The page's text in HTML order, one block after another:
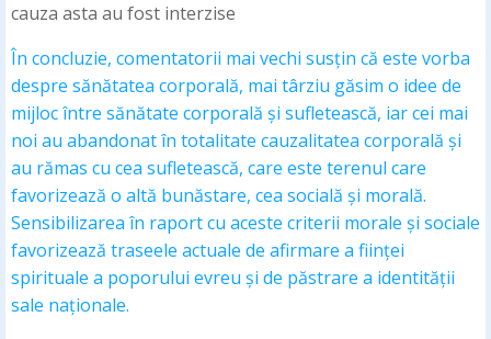
cauza asta au fost interzise
În concluzie, comentatorii mai vechi susțin că este vorba
despre sănătatea corporală, mai târziu găsim o idee de
mijloc între sănătate corporală și sufletească, iar cei mai
noi au abandonat în totalitate cauzalitatea corporală și
au rămas cu cea sufletească, care este terenul care
favorizează o altă bunăstare, cea socială și morală.
Sensibilizarea în raport cu aceste criterii morale și sociale
favorizează traseele actuale de afirmare a ființei
spirituale a poporului evreu și de păstrare a identității
sale naționale.